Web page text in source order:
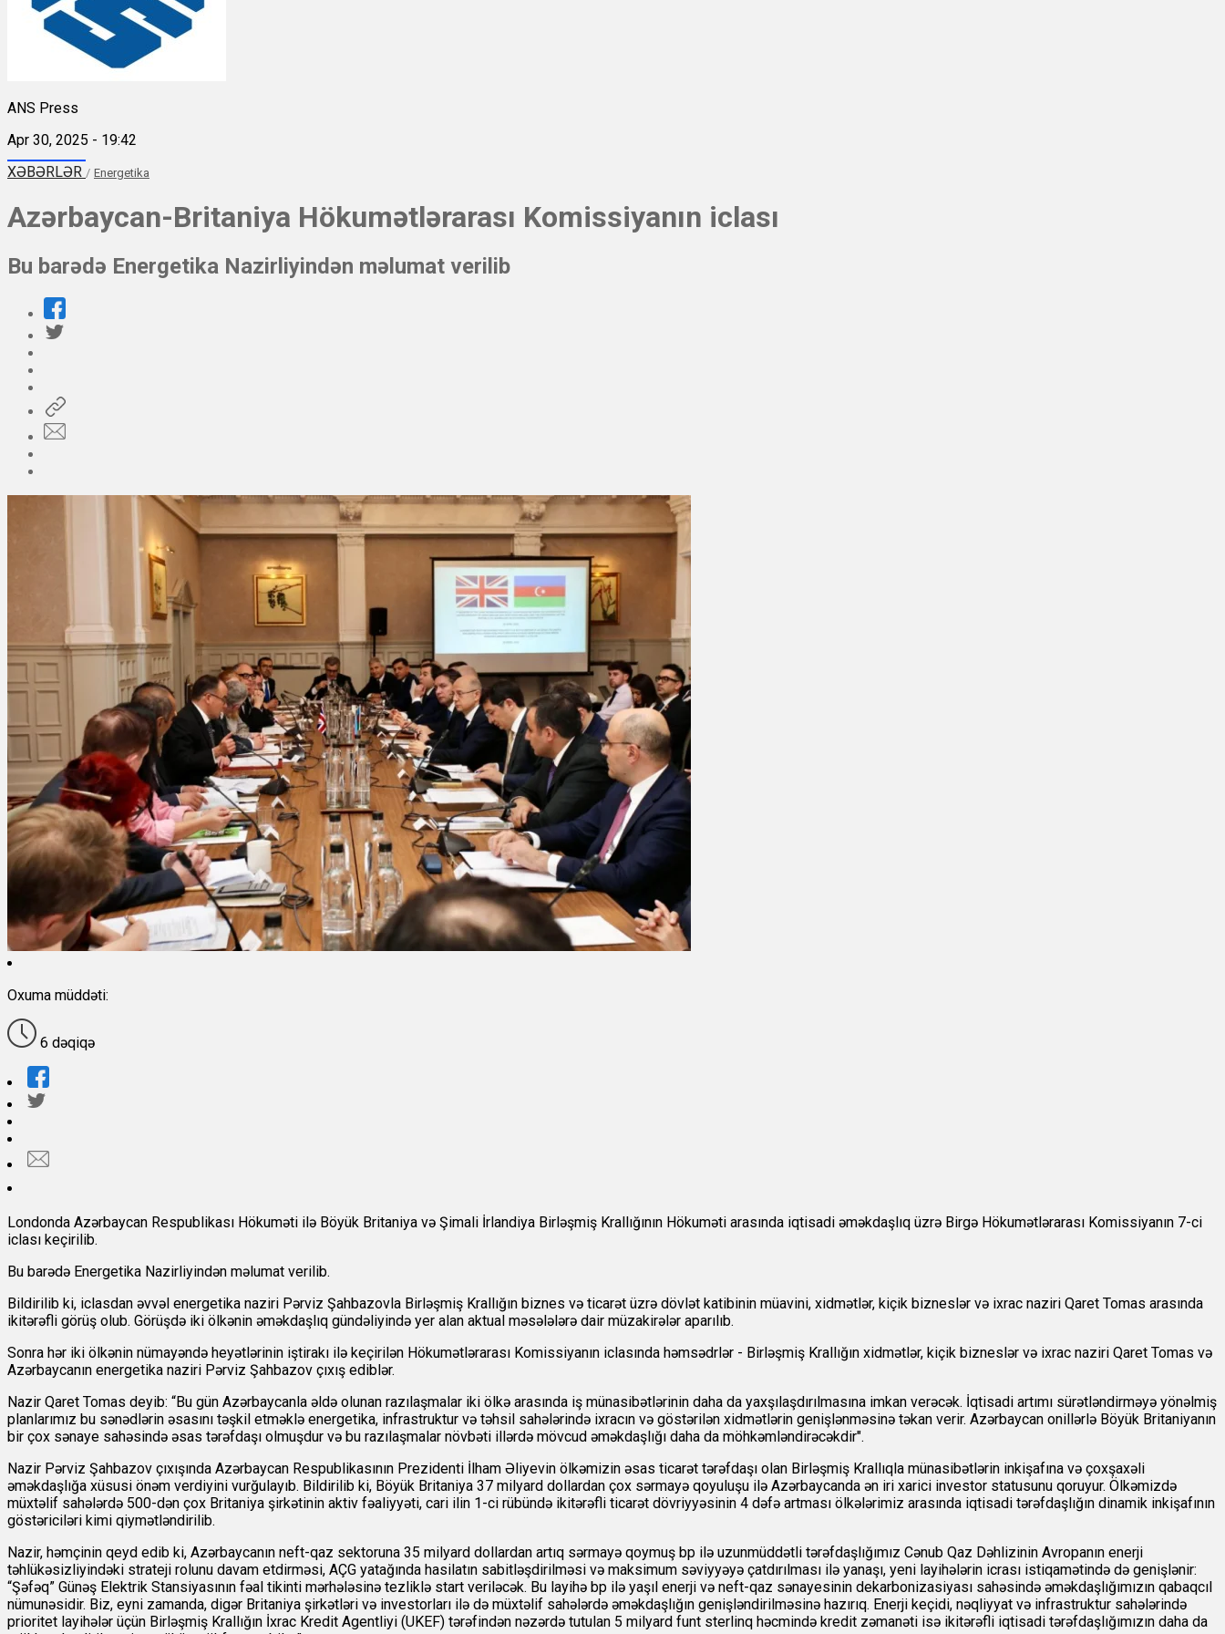
ANS Press
Apr 30, 2025 - 19:42
XƏBƏRLƏR / Energetika
Azərbaycan-Britaniya Hökumətlərarası Komissiyanın iclası
Bu barədə Energetika Nazirliyindən məlumat verilib
Oxuma müddəti:
6 dəqiqə
Londonda Azərbaycan Respublikası Hökuməti ilə Böyük Britaniya və Şimali İrlandiya Birləşmiş Krallığının Hökuməti arasında iqtisadi əməkdaşlıq üzrə Birgə Hökumətlərarası Komissiyanın 7-ci
iclası keçirilib.
Bu barədə Energetika Nazirliyindən məlumat verilib.
Bildirilib ki, iclasdan əvvəl energetika naziri Pərviz Şahbazovla Birləşmiş Krallığın biznes və ticarət üzrə dövlət katibinin müavini, xidmətlər, kiçik bizneslər və ixrac naziri Qaret Tomas arasında
ikitərəfli görüş olub. Görüşdə iki ölkənin əməkdaşlıq gündəliyində yer alan aktual məsələlərə dair müzakirələr aparılıb.
Sonra hər iki ölkənin nümayəndə heyətlərinin iştirakı ilə keçirilən Hökumətlərarası Komissiyanın iclasında həmsədrlər - Birləşmiş Krallığın xidmətlər, kiçik bizneslər və ixrac naziri Qaret Tomas və
Azərbaycanın energetika naziri Pərviz Şahbazov çıxış ediblər.
Nazir Qaret Tomas deyib: “Bu gün Azərbaycanla əldə olunan razılaşmalar iki ölkə arasında iş münasibətlərinin daha da yaxşılaşdırılmasına imkan verəcək. İqtisadi artımı sürətləndirməyə yönəlmiş
planlarımız bu sənədlərin əsasını təşkil etməklə energetika, infrastruktur və təhsil sahələrində ixracın və göstərilən xidmətlərin genişlənməsinə təkan verir. Azərbaycan onillərlə Böyük Britaniyanın
bir çox sənaye sahəsində əsas tərəfdaşı olmuşdur və bu razılaşmalar növbəti illərdə mövcud əməkdaşlığı daha da möhkəmləndirəcəkdir".
Nazir Pərviz Şahbazov çıxışında Azərbaycan Respublikasının Prezidenti İlham Əliyevin ölkəmizin əsas ticarət tərəfdaşı olan Birləşmiş Krallıqla münasibətlərin inkişafına və çoxşaxəli
əməkdaşlığa xüsusi önəm verdiyini vurğulayıb. Bildirilib ki, Böyük Britaniya 37 milyard dollardan çox sərmayə qoyuluşu ilə Azərbaycanda ən iri xarici investor statusunu qoruyur. Ölkəmizdə
müxtəlif sahələrdə 500-dən çox Britaniya şirkətinin aktiv fəaliyyəti, cari ilin 1-ci rübündə ikitərəfli ticarət dövriyyəsinin 4 dəfə artması ölkələrimiz arasında iqtisadi tərəfdaşlığın dinamik inkişafının
göstəriciləri kimi qiymətləndirilib.
Nazir, həmçinin qeyd edib ki, Azərbaycanın neft-qaz sektoruna 35 milyard dollardan artıq sərmayə qoymuş bp ilə uzunmüddətli tərəfdaşlığımız Cənub Qaz Dəhlizinin Avropanın enerji
təhlükəsizliyindəki strateji rolunu davam etdirməsi, AÇG yatağında hasilatın sabitləşdirilməsi və maksimum səviyyəyə çatdırılması ilə yanaşı, yeni layihələrin icrası istiqamətində də genişlənir:
“Şəfəq” Günəş Elektrik Stansiyasının fəal tikinti mərhələsinə tezliklə start veriləcək. Bu layihə bp ilə yaşıl enerji və neft-qaz sənayesinin dekarbonizasiyası sahəsində əməkdaşlığımızın qabaqcıl
nümunəsidir. Biz, eyni zamanda, digər Britaniya şirkətləri və investorları ilə də müxtəlif sahələrdə əməkdaşlığın genişləndirilməsinə hazırıq. Enerji keçidi, nəqliyyat və infrastruktur sahələrində
prioritet layihələr üçün Birləşmiş Krallığın İxrac Kredit Agentliyi (UKEF) tərəfindən nəzərdə tutulan 5 milyard funt sterlinq həcmində kredit zəmanəti isə ikitərəfli iqtisadi tərəfdaşlığımızın daha da